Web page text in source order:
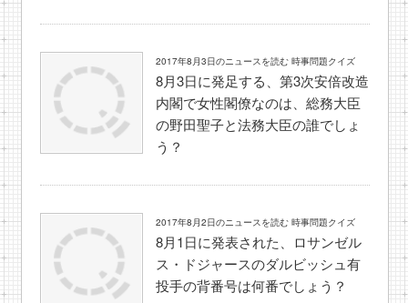
2017年8月3日のニュースを読む 時事問題クイズ
8月3日に発足する、第3次安倍改造
内閣で女性閣僚なのは、総務大臣
の野田聖子と法務大臣の誰でしょ
う？
2017年8月2日のニュースを読む 時事問題クイズ
8月1日に発表された、ロサンゼル
ス・ドジャースのダルビッシュ有
投手の背番号は何番でしょう？